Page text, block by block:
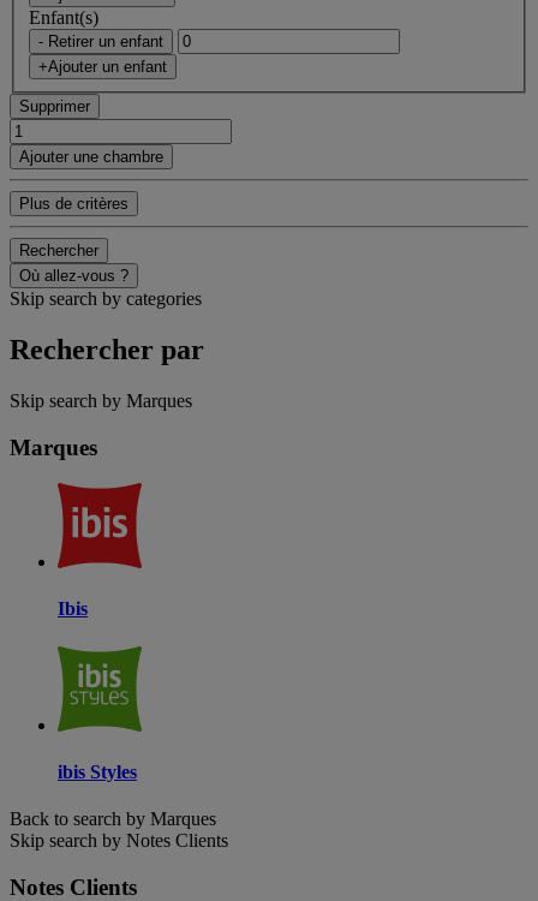
Enfant(s)
- Retirer un enfant
+Ajouter un enfant
Supprimer
Ajouter une chambre
Plus de critères
Rechercher
Où allez-vous ?
Skip search by categories
Rechercher par
Skip search by Marques
Marques
Ibis
ibis Styles
Back to search by Marques
Skip search by Notes Clients
Notes Clients